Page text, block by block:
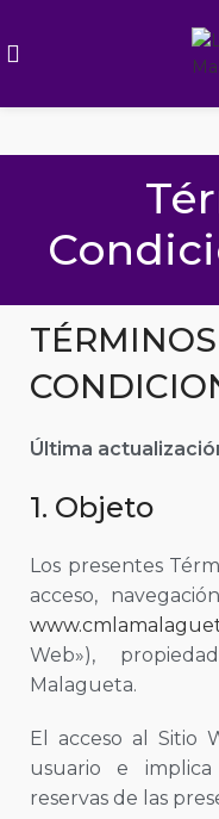
Última
1. Objeto
Los presentes
acceso,
Web»),
Malagueta.
El acceso al Sitio
usuario e
reservas de las